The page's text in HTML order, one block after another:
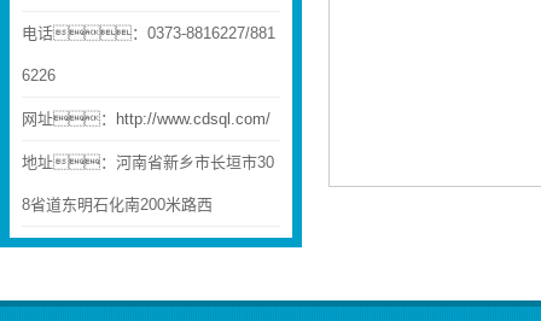
电话：0373-8816227/881
6226
网址： http://www.cdsql.com/
地址：河南省新乡市长垣市30
8省道东明石化南200米路西